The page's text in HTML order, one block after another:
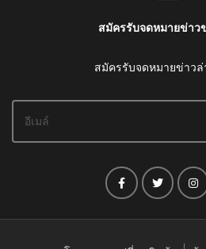
สมัครรับจดหมายข่าว
สมัครรับจดหมายข่าวล่